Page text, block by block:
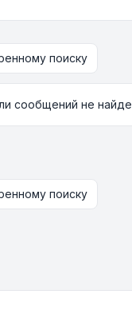
поиску
сообщений не
поиску